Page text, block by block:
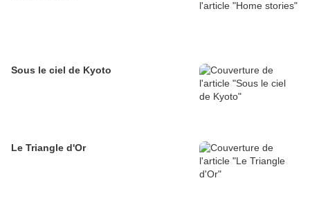
Sous le ciel de Kyoto
Le Triangle d'Or